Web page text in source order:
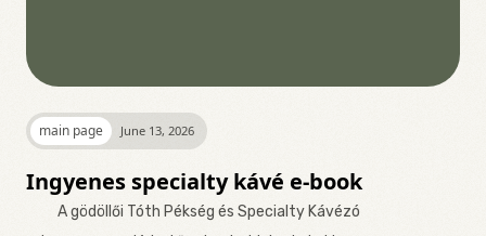
main page June 13, 2026
Ingyenes specialty kávé e-book
A gödöllői Tóth Pékség és Specialty Kávézó